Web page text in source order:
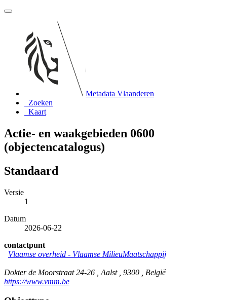
Metadata Vlaanderen
Zoeken
Kaart
Actie- en waakgebieden 0600
(objectencatalogus)
Standaard
Versie
1
Datum
2026-06-22
contactpunt
Vlaamse overheid - Vlaamse MilieuMaatschappij
Dokter de Moorstraat 24-26 , Aalst , 9300 , België
https://www.vmm.be